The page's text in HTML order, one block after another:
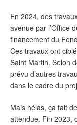
‎En 2024, des
avenue par l’Office
financement du
Ces travaux ont
Saint Martin. Selon
prévu d’autres
dans le cadre du
‎Mais hélas, ça fait
attendue. Fin 2023,